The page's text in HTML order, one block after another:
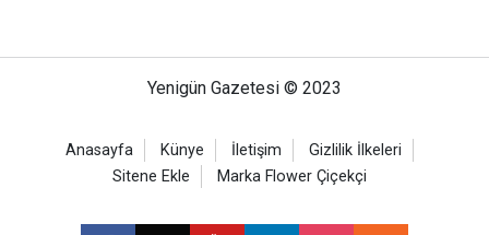
Yenigün Gazetesi © 2023
Anasayfa Künye İletişim
Gizlilik İlkeleri
Sitene Ekle
Marka Flower Çiçekçi